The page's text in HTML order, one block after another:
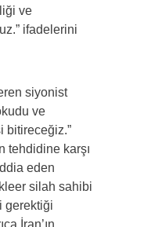
ve
ifadelerini
siyonist
ve
bitireceğiz.”
tehdidine karşı
eden
silah sahibi
gerektiği